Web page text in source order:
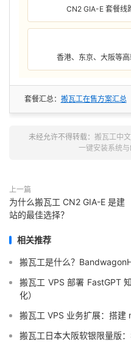
CN2 GIA-E 套餐线
香港、东京、大阪等
套餐汇总： 搬瓦工在售方案汇总
未经允许不得转载： 搬瓦工中
一键安装系统
上一篇
为什么搬瓦工 CN2 GIA-E 是建
站的最佳选择？
相关推荐
搬瓦工是什么？
搬瓦工 VPS 部署 FastGPT
化）
搬瓦工 VPS 业务扩展：搭建
搬瓦工日本大阪软银限量版